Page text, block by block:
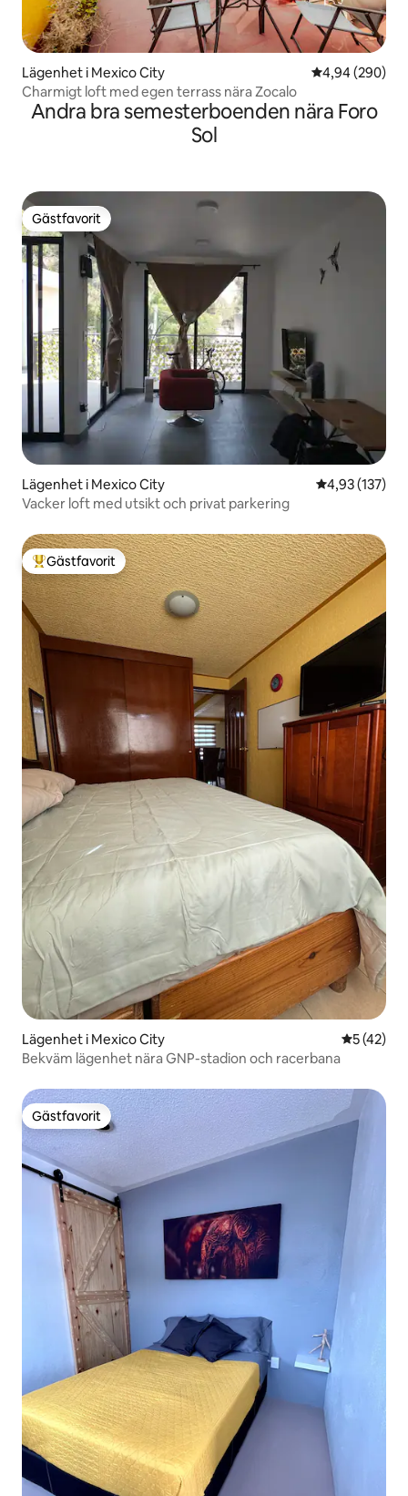
Lägenhet i Mexico City 4,94 av 5 i
4,94 (290)
Charmigt loft med egen terrass nära Zocalo
Andra bra semesterboenden nära Foro
Sol
Gästfavorit
Gästfavorit
Lägenhet i Mexico City 4,93 av 5 i
4,93 (137)
Vacker loft med utsikt och privat parkering
Populär gästfavorit
Gästfavorit
Lägenhet i Mexico City 5 av 5 i
5 (42)
Bekväm lägenhet nära GNP-stadion och racerbana
Gästfavorit
Gästfavorit